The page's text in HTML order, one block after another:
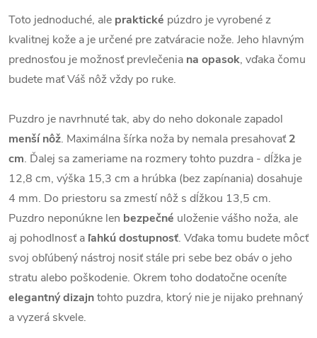
Toto jednoduché, ale praktické púzdro je vyrobené z
kvalitnej kože a je určené pre zatváracie nože. Jeho hlavným
prednosťou je možnosť prevlečenia na opasok, vďaka čomu
budete mať Váš nôž vždy po ruke.
Puzdro je navrhnuté tak, aby do neho dokonale zapadol
menší nôž. Maximálna šírka noža by nemala presahovať2
cm. Ďalej sa zameriame na rozmery tohto puzdra - dĺžka je
12,8 cm, výška 15,3 cm a hrúbka (bez zapínania) dosahuje
4 mm. Do priestoru sa zmestí nôž s dĺžkou 13,5 cm.
Puzdro neponúkne len bezpečné uloženie vášho noža, ale
aj pohodlnosť a ľahkú dostupnosť. Vďaka tomu budete môcť
svoj obľúbený nástroj nosiť stále pri sebe bez obáv o jeho
stratu alebo poškodenie. Okrem toho dodatočne oceníte
elegantný dizajntohto puzdra, ktorý nie je nijako prehnaný
a vyzerá skvele.